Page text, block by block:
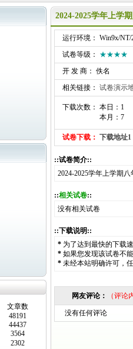
文章数
48191
44437
3564
2302
2024-2025学年上学
运行环境： Win9x/NT/
试卷等级： ★★★★
开 发 商： 佚名
相关链接： 试卷演示
下载次数： 本日：1
本月：7
试卷下载： 下载地址1
::试卷简介::
2024-2025学年上学期
::相关试卷::
没有相关试卷
::下载说明::
* 为了达到最快的下载
* 如果您发现该试卷不
* 未经本站明确许可，
网友评论： （评
没有任何评论